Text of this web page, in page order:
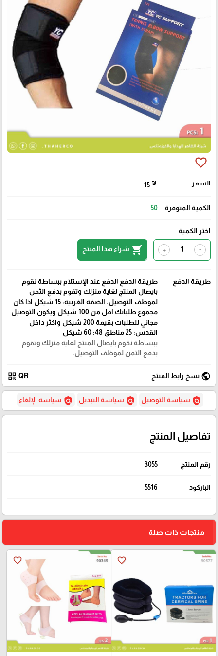
favorite_border
السعر 15 ₪
الكمية المتوفرة 50
اختر الكمية
-
+
shopping_cart شراء هذا المنتج
طريقة الدفع
طريقة الدفع الدفع عند الإستلام ببساطة نقوم
بايصال المنتج لغاية منزلك وتقوم بدفع الثمن
لموظف التوصيل. الضفة الغربية: 15 شيكل اذا كان
مجموع طلباتك اقل من 100 شيكل ويكون التوصيل
مجاني للطلبات بقيمة 200 شيكل واكثر داخل
القدس: 25 مناطق 48: 60 شيكل
ببساطة نقوم بايصال المنتج لغاية منزلك وتقوم
بدفع الثمن لموظف التوصيل.
public نسخ رابط المنتج QR
qr_code
policy سياسة التوصيل policy سياسة التبديل policy سياسة الإلغاء
تفاصيل المنتج
رقم المنتج 3055
الباركود 5516
منتجات ذات صلة
favorite_border
favorite_border